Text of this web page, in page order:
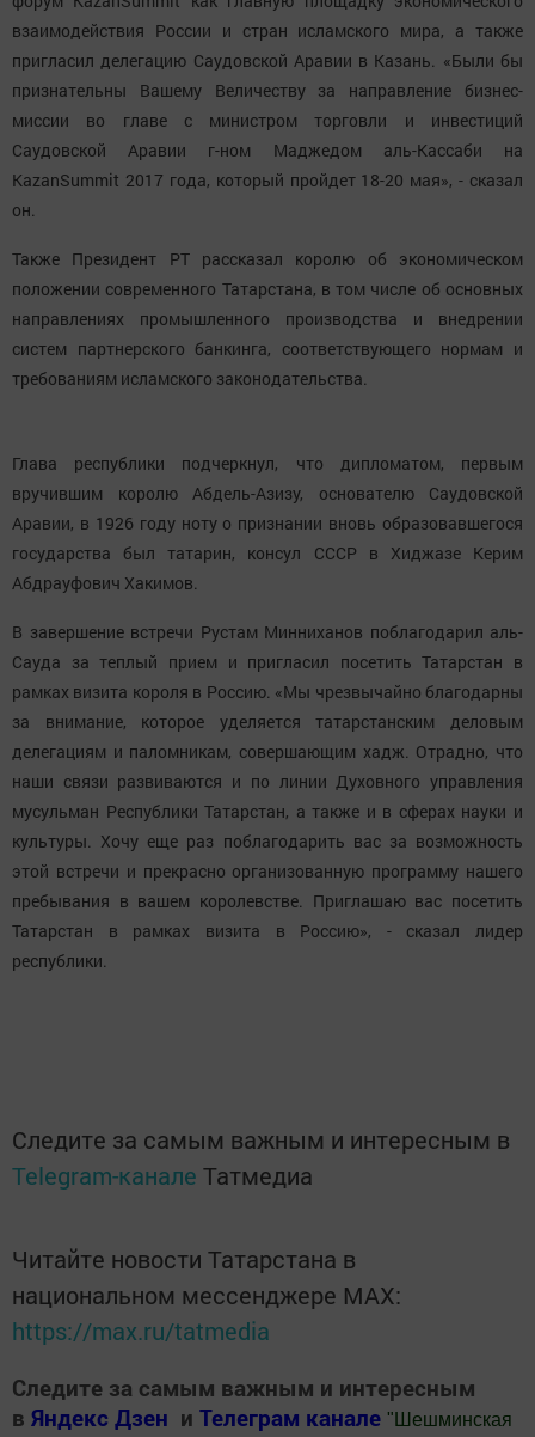
взаимодействия России и стран исламского мира, а также
пригласил делегацию Саудовской Аравии в Казань. «Были бы
признательны Вашему Величеству за направление бизнес-
миссии во главе с министром торговли и инвестиций
Саудовской Аравии г-ном Маджедом аль-Кассаби на
KazanSummit 2017 года, который пройдет 18-20 мая», - сказал
он.
Также Президент РТ рассказал королю об экономическом
положении современного Татарстана, в том числе об основных
направлениях промышленного производства и внедрении
систем партнерского банкинга, соответствующего нормам и
требованиям исламского законодательства.
Глава республики подчеркнул, что дипломатом, первым
вручившим королю Абдель-Азизу, основателю Саудовской
Аравии, в 1926 году ноту о признании вновь образовавшегося
государства был татарин, консул СССР в Хиджазе Керим
Абдрауфович Хакимов.
В завершение встречи Рустам Минниханов поблагодарил аль-
Сауда за теплый прием и пригласил посетить Татарстан в
рамках визита короля в Россию. «Мы чрезвычайно благодарны
за внимание, которое уделяется татарстанским деловым
делегациям и паломникам, совершающим хадж. Отрадно, что
наши связи развиваются и по линии Духовного управления
мусульман Республики Татарстан, а также и в сферах науки и
культуры. Хочу еще раз поблагодарить вас за возможность
этой встречи и прекрасно организованную программу нашего
пребывания в вашем королевстве. Приглашаю вас посетить
Татарстан в рамках визита в Россию», - сказал лидер
республики.
Следите за самым важным и интересным в
Telegram-канале Татмедиа
Читайте новости Татарстана в
национальном мессенджере MАХ:
https://max.ru/tatmedia
Следите за самым важным и интересным
в Яндекс Дзен и Телеграм канале " Шешминская